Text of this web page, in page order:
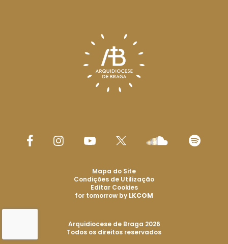
Arquidiocese de Braga 2026
Todos os direitos reservados
Mapa do Site
Condições de Utilização
Editar Cookies
for tomorrow by LKCOM